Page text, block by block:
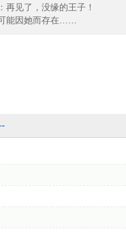
见了，没缘的王子！
能因她而存在……